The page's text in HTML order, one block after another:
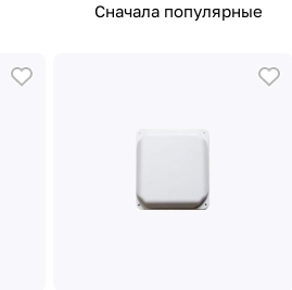
Сначала популярные